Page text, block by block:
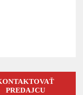
PREDAJCU